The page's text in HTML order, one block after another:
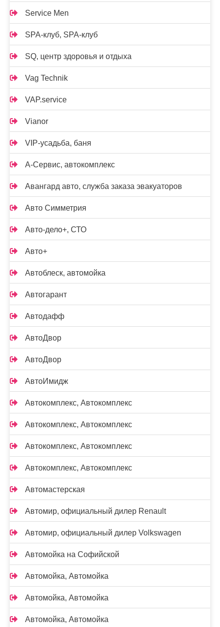
Service Men
SPA-клуб, SPA-клуб
SQ, центр здоровья и отдыха
Vag Technik
VAP.service
Vianor
VIP-усадьба, баня
А-Сервис, автокомплекс
Авангард авто, служба заказа эвакуаторов
Авто Симметрия
Авто-дело+, СТО
Авто+
Автоблеск, автомойка
Автогарант
Автодафф
АвтоДвор
АвтоДвор
АвтоИмидж
Автокомплекс, Автокомплекс
Автокомплекс, Автокомплекс
Автокомплекс, Автокомплекс
Автокомплекс, Автокомплекс
Автомастерская
Автомир, официальный дилер Renault
Автомир, официальный дилер Volkswagen
Автомойка на Софийской
Автомойка, Автомойка
Автомойка, Автомойка
Автомойка, Автомойка